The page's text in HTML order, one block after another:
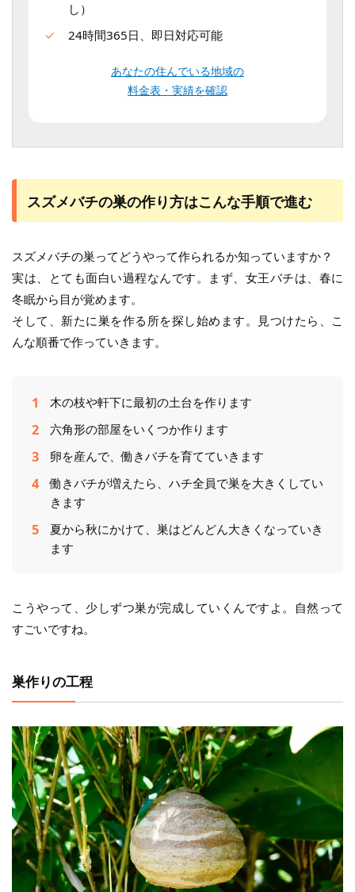
し）
24時間365日、即日対応可能
あなたの住んでいる地域の
料金表・実績を確認
スズメバチの巣の作り方はこんな手順で進む
スズメバチの巣ってどうやって作られるか知っていますか？
実は、とても面白い過程なんです。まず、女王バチは、春に
冬眠から目が覚めます。
そして、新たに巣を作る所を探し始めます。見つけたら、こ
んな順番で作っていきます。
木の枝や軒下に最初の土台を作ります
六角形の部屋をいくつか作ります
卵を産んで、働きバチを育てていきます
働きバチが増えたら、ハチ全員で巣を大きくしてい
きます
夏から秋にかけて、巣はどんどん大きくなっていき
ます
こうやって、少しずつ巣が完成していくんですよ。自然って
すごいですね。
巣作りの工程